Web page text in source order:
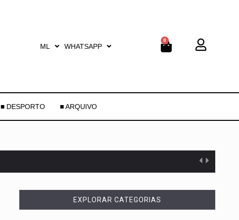
ML WHATSAPP
0
■ DESPORTO ■ ARQUIVO
EXPLORAR CATEGORIAS